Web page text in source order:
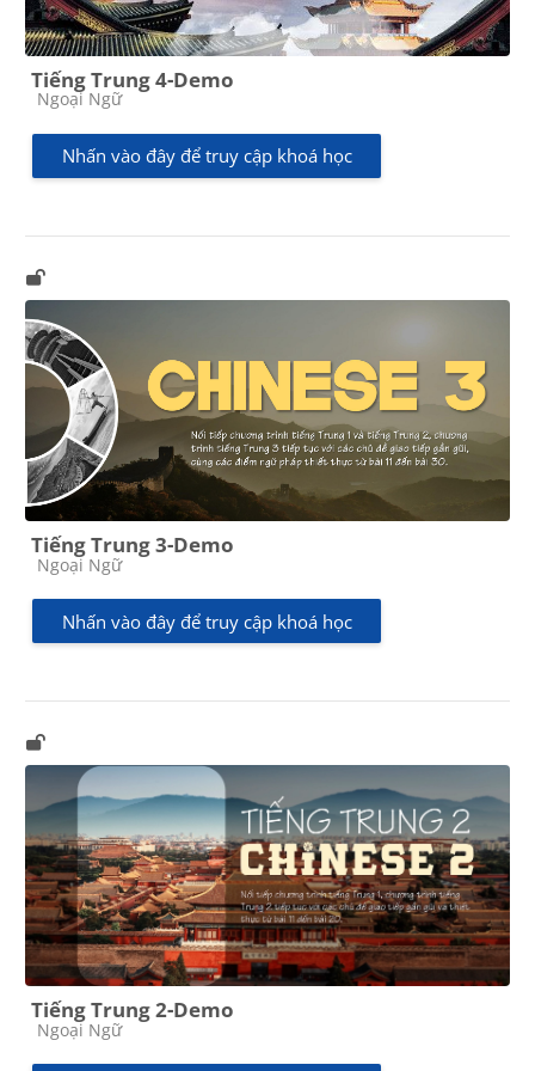
Tiếng Trung 4-Demo
Các loại khóa học
Ngoại Ngữ
Nhấn vào đây để truy cập khoá học
Tiếng Trung 3-Demo
Các loại khóa học
Ngoại Ngữ
Nhấn vào đây để truy cập khoá học
Tiếng Trung 2-Demo
Các loại khóa học
Ngoại Ngữ